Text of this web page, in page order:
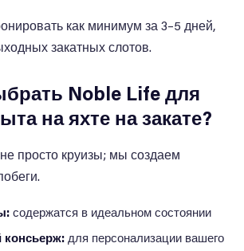
как минимум за 3–5 дней,
закатных слотов.
Noble Life для
на яхте на закате?
просто круизы; мы создаем
содержатся в идеальном состоянии
для персонализации вашего